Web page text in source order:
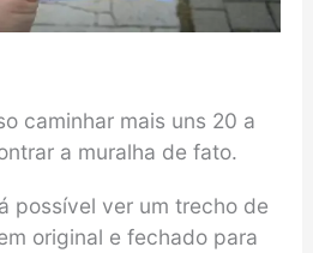
caminhar mais uns 20 a
a muralha de fato.
possível ver um trecho de
original e fechado para